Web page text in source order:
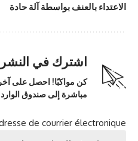
الاعتداء بالعنف بواسطة آلة حادة
اشترك في النشرة
كن مواكبًا! احصل على آخر
مباشرة إلى صندوق
de courrier électronique: